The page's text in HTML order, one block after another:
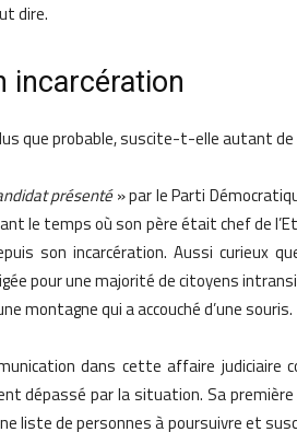
dire.
incarcération
que probable, suscite-t-elle autant
présenté» par le Parti
le temps où son père était chef de
son incarcération. Aussi curieux
pour une majorité de citoyens
montagne qui a accouché d’une souris.
dans cette affaire judiciaire
dépassé par la situation. Sa
liste de personnes à poursuivre et